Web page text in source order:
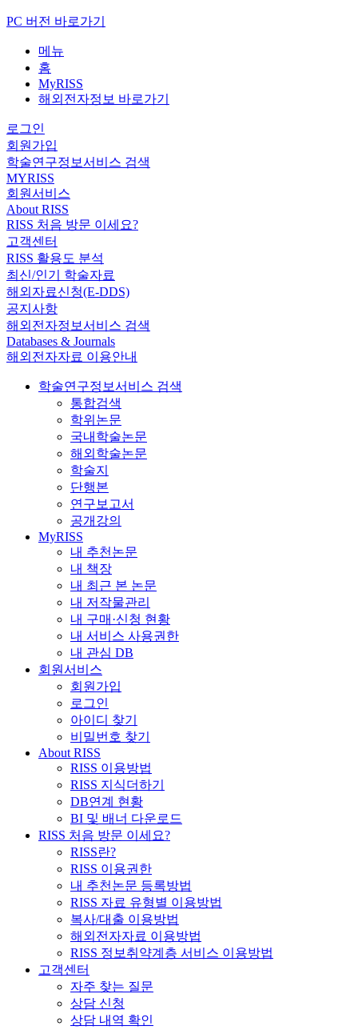
PC 버전 바로가기
메뉴
홈
MyRISS
해외전자정보 바로가기
로그인
회원가입
학술연구정보서비스 검색
MYRISS
회원서비스
About RISS
RISS 처음 방문 이세요?
고객센터
RISS 활용도 분석
최신/인기 학술자료
해외자료신청(E-DDS)
공지사항
해외전자정보서비스 검색
Databases & Journals
해외전자자료 이용안내
학술연구정보서비스 검색
통합검색
학위논문
국내학술논문
해외학술논문
학술지
단행본
연구보고서
공개강의
MyRISS
내 추천논문
내 책장
내 최근 본 논문
내 저작물관리
내 구매·신청 현황
내 서비스 사용권한
내 관심 DB
회원서비스
회원가입
로그인
아이디 찾기
비밀번호 찾기
About RISS
RISS 이용방법
RISS 지식더하기
DB연계 현황
BI 및 배너 다운로드
RISS 처음 방문 이세요?
RISS란?
RISS 이용권한
내 추천논문 등록방법
RISS 자료 유형별 이용방법
복사/대출 이용방법
해외전자자료 이용방법
RISS 정보취약계층 서비스 이용방법
고객센터
자주 찾는 질문
상담 신청
상담 내역 확인